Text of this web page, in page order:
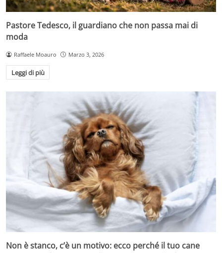
Pastore Tedesco, il guardiano che non passa mai di
moda
Raffaele Moauro Marzo 3, 2026
Leggi di più
Non è stanco, c’è un motivo: ecco perché il tuo cane